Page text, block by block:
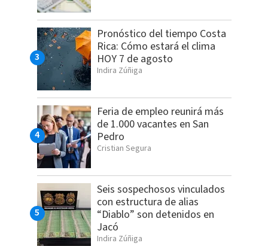
Pronóstico del tiempo Costa
Rica: Cómo estará el clima
HOY 7 de agosto
Indira Zúñiga
Feria de empleo reunirá más
de 1.000 vacantes en San
Pedro
Cristian Segura
Seis sospechosos vinculados
con estructura de alias
“Diablo” son detenidos en
Jacó
Indira Zúñiga